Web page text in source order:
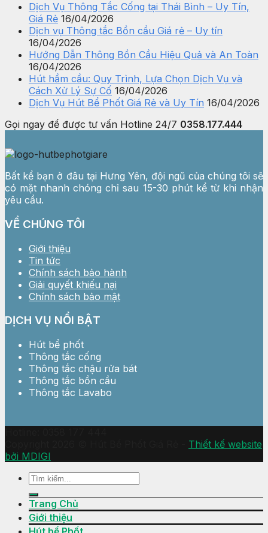
Dịch Vụ Thông Tắc Cống tại Thái Bình – Uy Tín,
Giá Rẻ 16/04/2026
Dịch vụ Thông tắc Bồn cầu Giá rẻ – Uy tín
16/04/2026
Hướng Dẫn Thông Bồn Cầu Hiệu Quả và An Toàn
16/04/2026
Hút hầm cầu: Quy Trình, Lựa Chọn Dịch Vụ và
Cách Xử Lý Sự Cố 16/04/2026
Dịch Vụ Hút Bể Phốt Giá Rẻ và Uy Tín 16/04/2026
Gọi ngay để được tư vấn Hotline 24/7 0358.177.444
Bất kể bạn ở đâu tại Hưng Yên, đội ngũ của chúng tôi sẽ
có mặt nhanh chóng chỉ sau 15-30 phút kể từ khi nhận
yêu cầu.
VỀ CHÚNG TÔI
Giới thiệu
Tin tức
Chính sách bảo hành
Giải quyết khiếu nại
Chính sách bảo mật
DỊCH VỤ NỔI BẬT
Hút bể phốt
Thông tắc cống
Thông tắc chậu rửa bát
Thông tắc bồn cầu
Thông tắc Lavabo
Thiết kế website
bởi MDIGI
Trang Chủ
Giới thiệu